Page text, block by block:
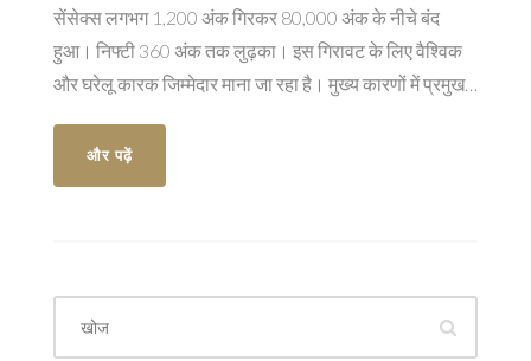
सेंसेक्स लगभग 1,200 अंक गिरकर 80,000 अंक के नीचे बंद
हुआ। निफ्टी 360 अंक तक लुढ़का। इस गिरावट के लिए वैश्विक
और घरेलू कारक जिम्मेदार माना जा रहा है। मुख्य कारणों में प्रमुख
शामिल हैं।
और पढ़ें